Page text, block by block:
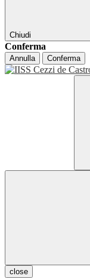
Chiudi
Conferma
Annulla Conferma
close